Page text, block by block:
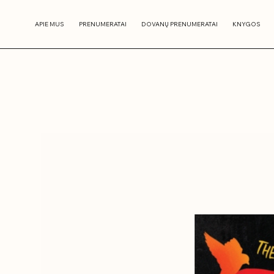
APIE MUS PRENUMERATAI DOVANŲ PRENUMERATAI KNYGOS